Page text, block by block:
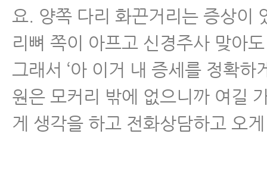
요. 양쪽 다리 화끈거리는 증상이
리뼈 쪽이 아프고 신경주사 맞아
그래서 ‘아 이거 내 증세를 정확하
원은 모커리 밖에 없으니까 여길
게 생각을 하고 전화상담하고 오